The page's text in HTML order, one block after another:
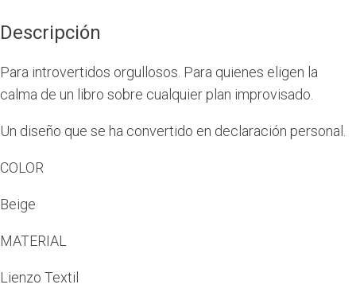
Descripción
Para introvertidos orgullosos. Para quienes eligen la
calma de un libro sobre cualquier plan improvisado.
Un diseño que se ha convertido en declaración personal.
COLOR
Beige
MATERIAL
Lienzo Textil